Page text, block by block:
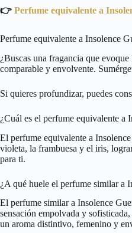
👉 Perfume equivalente a
Perfume equivalente a Insolence
¿Buscas una fragancia que
comparable y envolvente.
Si quieres profundizar, puedes
¿Cuál es el perfume equivalente a
El perfume equivalente a
violeta, la frambuesa y el iris,
para ti.
¿A qué huele el perfume similar a
El perfume similar a Insolence
sensación empolvada y
un aroma distintivo, femenino y